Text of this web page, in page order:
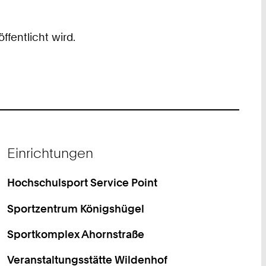
wird.
Einrichtungen
Hochschulsport Service Point
Sportzentrum Königshügel
Sportkomplex Ahornstraße
Veranstaltungsstätte Wildenhof